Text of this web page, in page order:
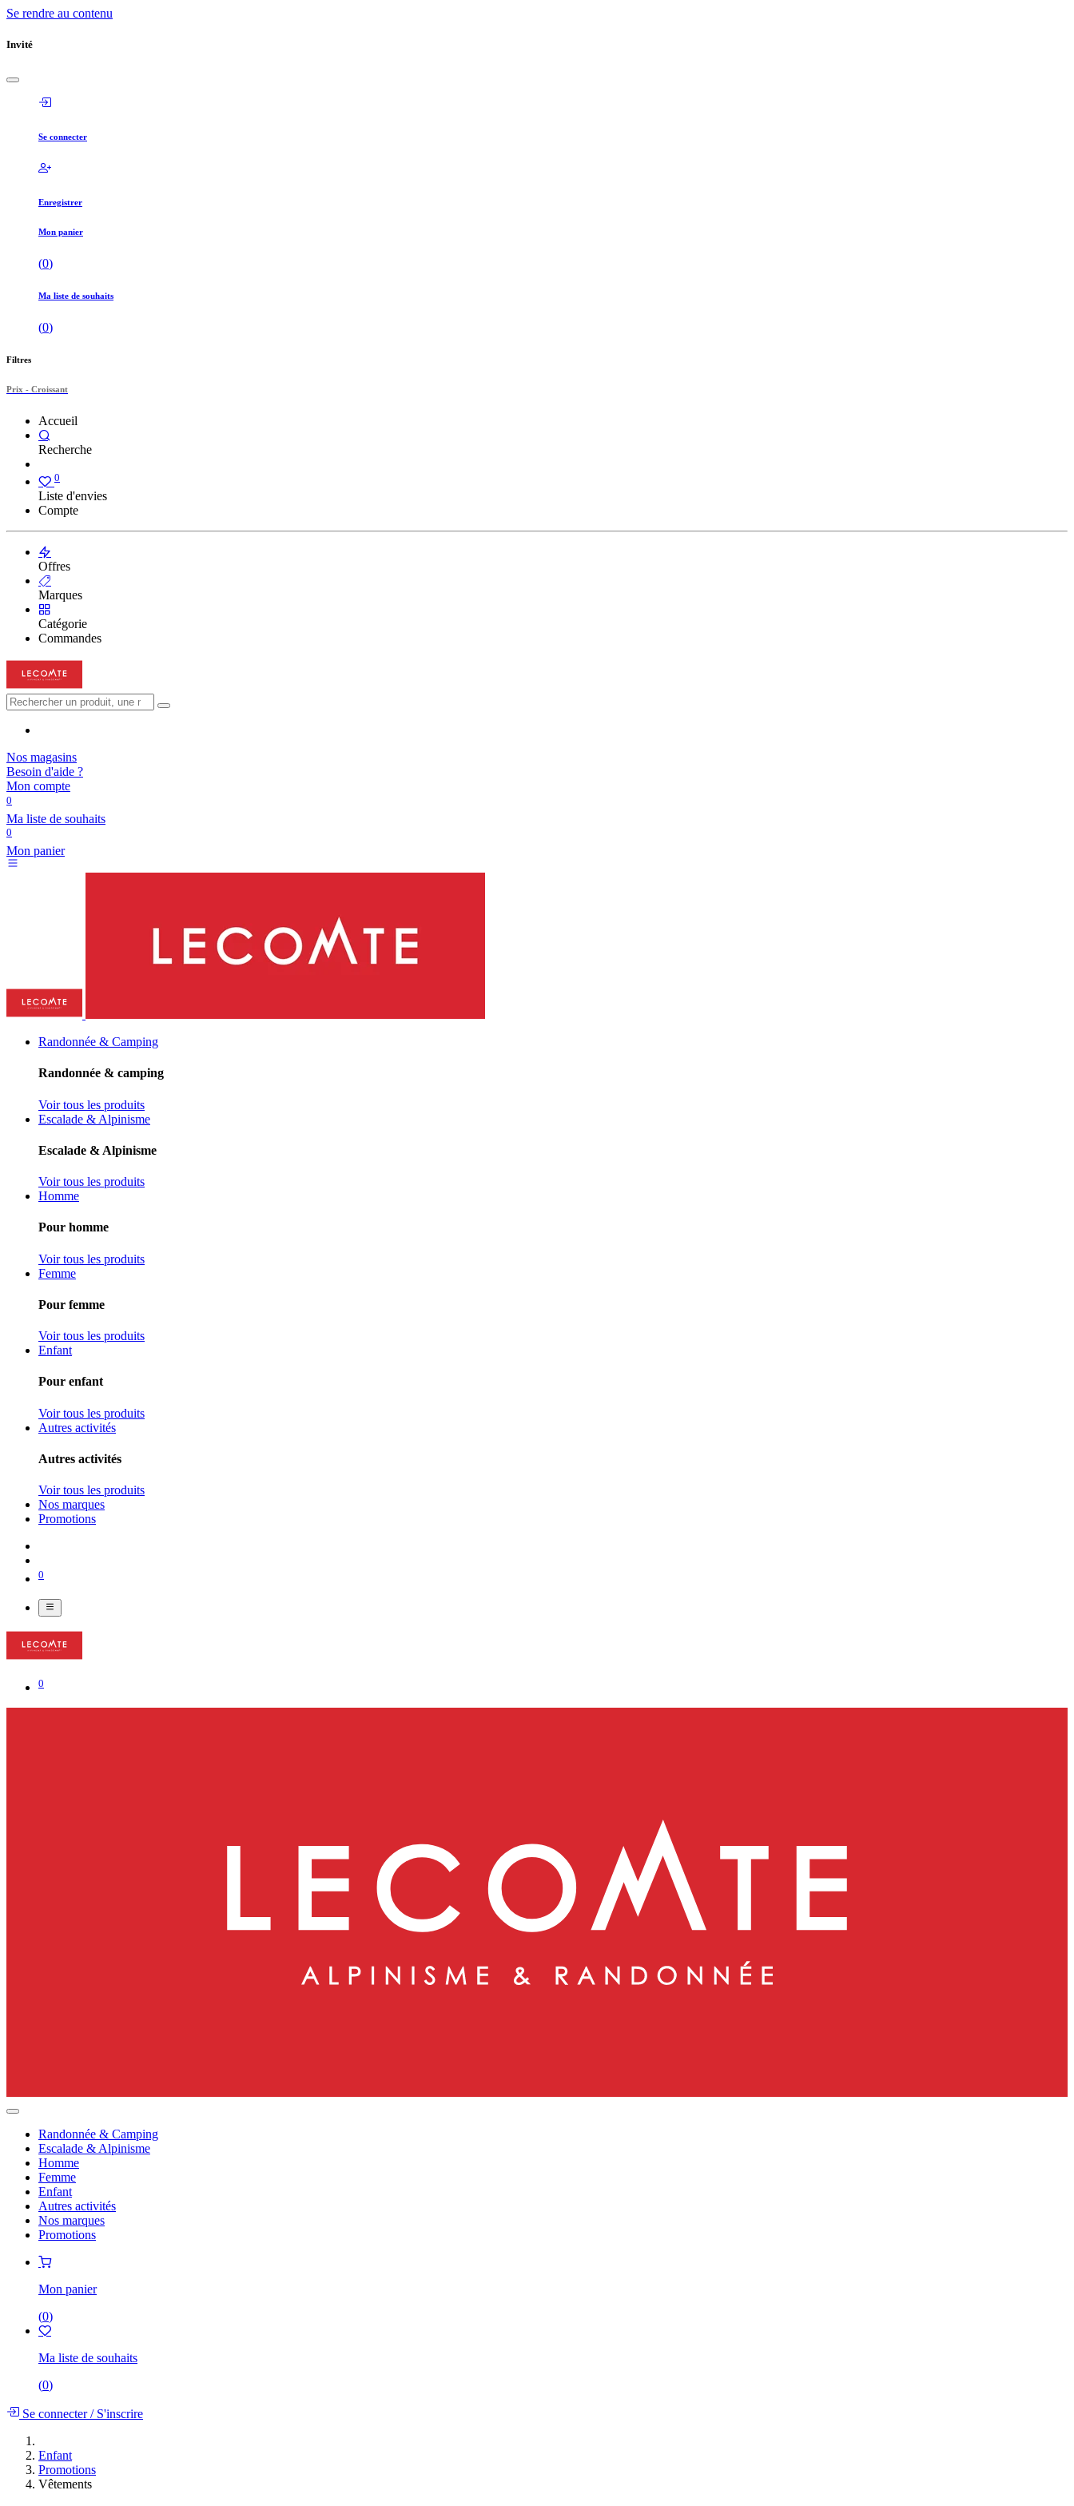
Se rendre au contenu
Invité
Se connecter
Enregistrer
Mon panier
(0)
Ma liste de souhaits
(0)
Filtres
Prix - Croissant
Accueil
Recherche
0
Liste d'envies
Compte
Offres
Marques
Catégorie
Commandes
Nos magasins
Besoin d'aide ?
Mon compte
0
Ma liste de souhaits
0
Mon panier
Randonnée & Camping
Randonnée & camping
Voir tous les produits
Escalade & Alpinisme
Escalade & Alpinisme
Voir tous les produits
Homme
Pour homme
Voir tous les produits
Femme
Pour femme
Voir tous les produits
Enfant
Pour enfant
Voir tous les produits
Autres activités
Autres activités
Voir tous les produits
Nos marques
Promotions
0
0
Randonnée & Camping
Escalade & Alpinisme
Homme
Femme
Enfant
Autres activités
Nos marques
Promotions
Mon panier
(0)
Ma liste de souhaits
(0)
Se connecter/S'inscrire
Enfant
Promotions
Vêtements